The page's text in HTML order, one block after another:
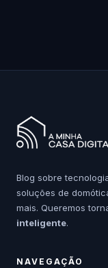
Blog sobre
soluções de
mais. Queremos
inteligente.
NAVEGAÇÃO